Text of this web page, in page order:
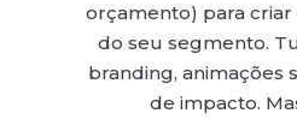
orçamento) para
do seu segmento.
branding, animações
de impacto.